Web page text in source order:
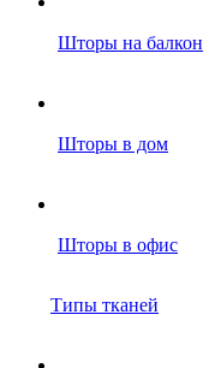
Шторы на балкон
Шторы в дом
Шторы в офис
Типы тканей